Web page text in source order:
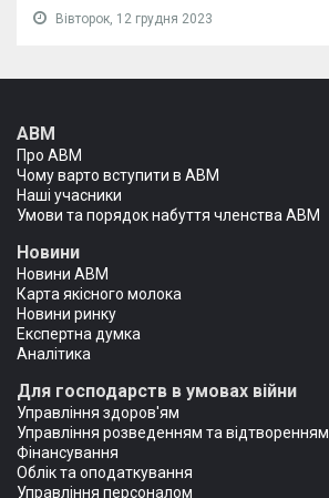
Вівторок, 12 грудня 2023
АВМ
Про АВМ
Чому варто вступити в АВМ
Наші учасники
Умови та порядок набуття членства АВМ
Новини
Новини АВМ
Карта якісного молока
Новини ринку
Експертна думка
Аналітика
Для господарств в умовах війни
Управління здоров'ям
Управління розведенням та відтворенням
Фінансування
Облік та оподаткування
Управління персоналом